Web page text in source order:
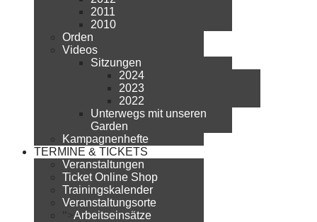
2011
2010
Orden
Videos
Sitzungen
2024
2023
2022
Unterwegs mit unseren
Garden
Kampagnenhefte
TERMINE & TICKETS
Veranstaltungen
Ticket Online Shop
Trainingskalender
Veranstaltungsorte
">Arbeitseinsätze